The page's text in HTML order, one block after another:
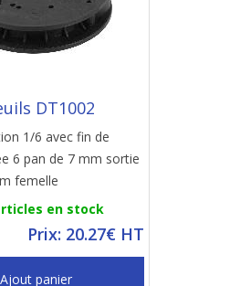
DT1002
1/6 avec fin de
6 pan de 7 mm sortie
femelle
en stock
Prix: 20.27€ HT
Ajout panier